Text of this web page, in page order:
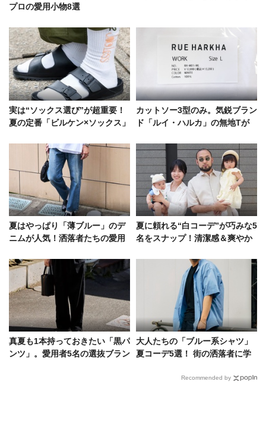
プロの愛用小物8選
実は“ソックス選び”が超重要！
夏の定番「ビルケン×ソックス」
カットソー3型のみ。気鋭ブラン
ド「ルイ・ハルカ」の無地Tが
夏はやっぱり「薄ブルー」のデ
ニムが人気！洒落者たちの愛用
夏に頼れる“白コーデ”が巧みな5
名をスナップ！清潔感＆爽やか
真夏も1本持っておきたい「黒パ
ンツ」。愛用者5名の選抜ブラン
大人たちの「ブルー系シャツ」
夏コーデ5選！ 街の洒落者に学
Recommended by